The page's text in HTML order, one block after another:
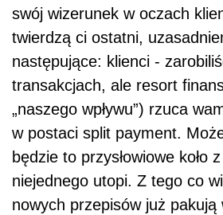
swój wizerunek w oczach
twierdzą ci ostatni,
następujące: klienci -
transakcjach, ale resort
„naszego wpływu”) rzuca
w postaci split payment.
będzie to przysłowiowe koło
niejednego utopi. Z tego co
nowych przepisów już pakują